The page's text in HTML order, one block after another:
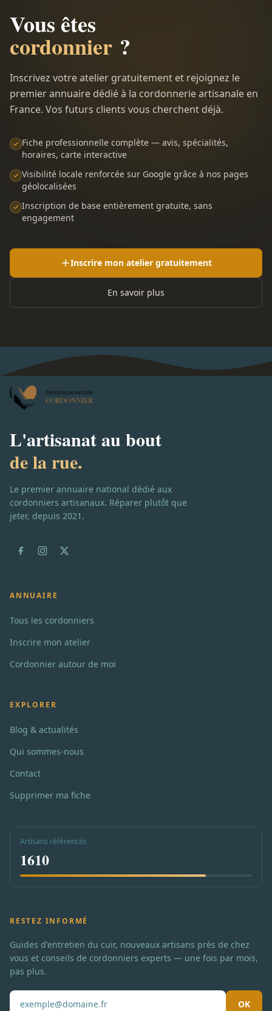
Vous êtes
cordonnier ?
Inscrivez votre atelier gratuitement et rejoignez le
premier annuaire dédié à la cordonnerie artisanale en
France. Vos futurs clients vous cherchent déjà.
Fiche professionnelle complète — avis, spécialités,
horaires, carte interactive
Visibilité locale renforcée sur Google grâce à nos pages
géolocalisées
Inscription de base entièrement gratuite, sans
engagement
Inscrire mon atelier gratuitement
En savoir plus
L'artisanat au bout
de la rue.
Le premier annuaire national dédié aux
cordonniers artisanaux. Réparer plutôt que
jeter, depuis 2021.
ANNUAIRE
Tous les cordonniers
Inscrire mon atelier
Cordonnier autour de moi
EXPLORER
Blog & actualités
Qui sommes-nous
Contact
Supprimer ma fiche
Artisans référencés
1610
RESTEZ INFORMÉ
Guides d'entretien du cuir, nouveaux artisans près de chez
vous et conseils de cordonniers experts — une fois par mois,
pas plus.
OK